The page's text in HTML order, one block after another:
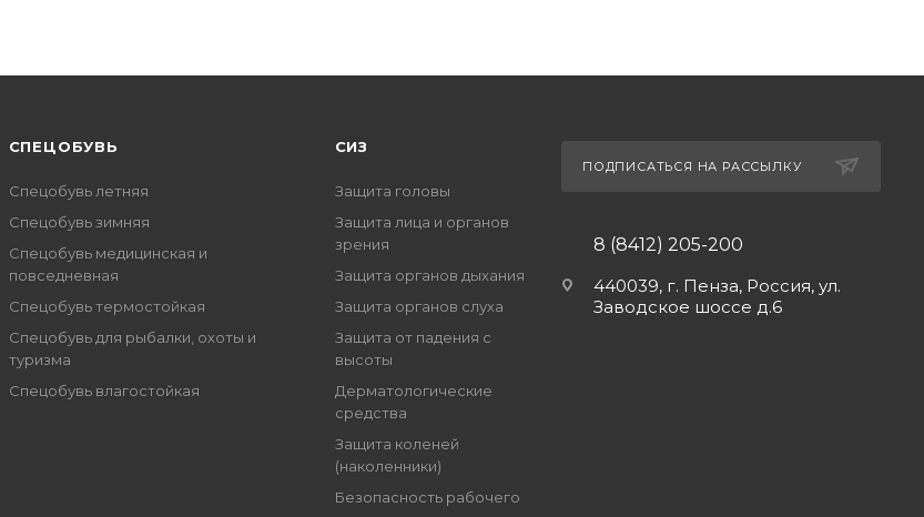
CПЕЦОБУВЬ
Спецобувь летняя
Спецобувь зимняя
Спецобувь медицинская и
повседневная
Спецобувь термостойкая
Спецобувь для рыбалки, охоты и
туризма
Спецобувь влагостойкая
СИЗ
Защита головы
Защита лица и органов
зрения
Защита органов дыхания
Защита органов слуха
Защита от падения с
высоты
Дерматологические
средства
Защита коленей
(наколенники)
Безопасность рабочего
ПОДПИСАТЬСЯ НА РАССЫЛКУ
8 (8412) 205-200
440039, г. Пенза, Россия, ул.
Заводское шоссе д.6